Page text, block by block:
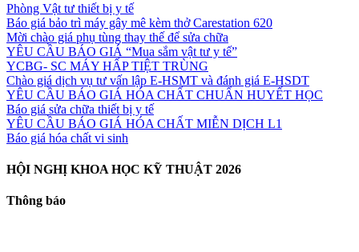
Phòng Vật tư thiết bị y tế
Báo giá bảo trì máy gây mê kèm thở Carestation 620
Mời chào giá phụ tùng thay thế để sửa chữa
YÊU CẦU BÁO GIÁ “Mua sắm vật tư y tế”
YCBG- SC MÁY HẤP TIỆT TRÙNG
Chào giá dịch vụ tư vấn lập E-HSMT và đánh giá E-HSDT
YÊU CẦU BÁO GIÁ HÓA CHẤT CHUẨN HUYẾT HỌC
Báo giá sửa chữa thiết bị y tế
YÊU CẦU BÁO GIÁ HÓA CHẤT MIỄN DỊCH L1
Báo giá hóa chất vi sinh
HỘI NGHỊ KHOA HỌC KỸ THUẬT 2026
Thông báo